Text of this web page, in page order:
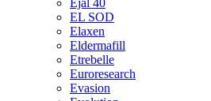
Ejal 40
EL SOD
Elaxen
Eldermafill
Etrebelle
Euroresearch
Evasion